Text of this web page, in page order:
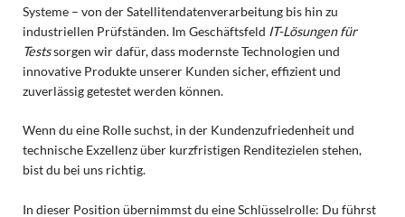
Systeme – von der Satellitendatenverarbeitung bis hin zu
industriellen Prüfständen. Im Geschäftsfeld IT-Lösungen für
Testssorgen wir dafür, dass modernste Technologien und
innovative Produkte unserer Kunden sicher, effizient und
zuverlässig getestet werden können.
Wenn du eine Rolle suchst, in der Kundenzufriedenheit und
technische Exzellenz über kurzfristigen Renditezielen stehen,
bist du bei uns richtig.
In dieser Position übernimmst du eine Schlüsselrolle: Du führst